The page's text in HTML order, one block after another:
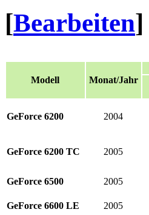
[Bearbeiten]
Modell Monat/Jahr
GeForce 6200 2004
GeForce 6200 TC 2005
GeForce 6500 2005
GeForce 6600 LE 2005